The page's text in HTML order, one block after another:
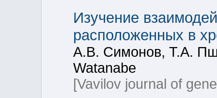
Изучение
расположенных в
А.В. Симонов, Т.А.
Watanabe
[Vavilov journal of